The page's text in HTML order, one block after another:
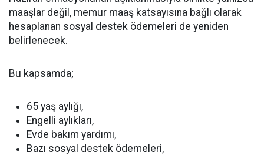
maaşlar değil, memur maaş katsayısına bağlı olarak
hesaplanan sosyal destek ödemeleri de yeniden
belirlenecek.
Bu kapsamda;
65 yaş aylığı,
Engelli aylıkları,
Evde bakım yardımı,
Bazı sosyal destek ödemeleri,